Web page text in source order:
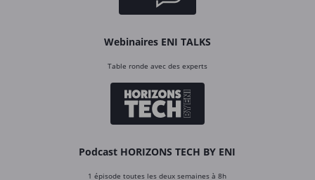
Webinaires ENI TALKS
Table ronde avec des experts
Podcast HORIZONS TECH BY ENI
1 épisode toutes les deux semaines à 8h